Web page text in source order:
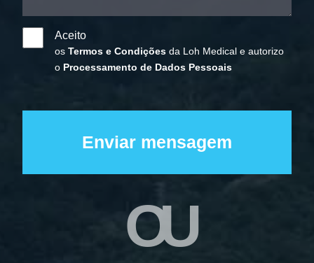
Aceito
osTermos e Condições da Loh Medical e autorizo
o Processamento de Dados Pessoais
OU